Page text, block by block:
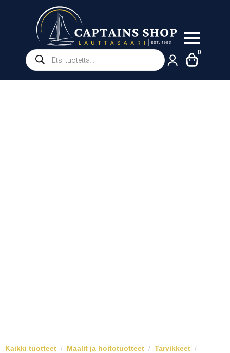
Products
search
0
Kaikki tuotteet Maalit ja hoitotuotteet
Tarvikkeet